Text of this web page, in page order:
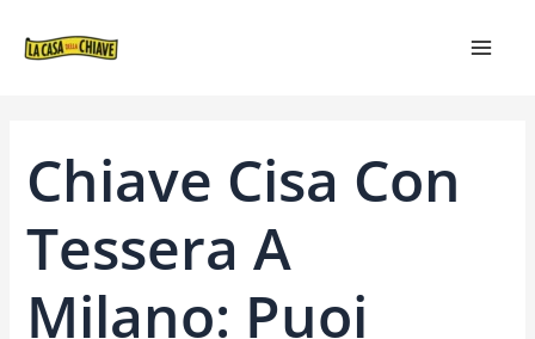
Chiave Cisa Con
Tessera A
Milano: Puoi
ARTICOLI